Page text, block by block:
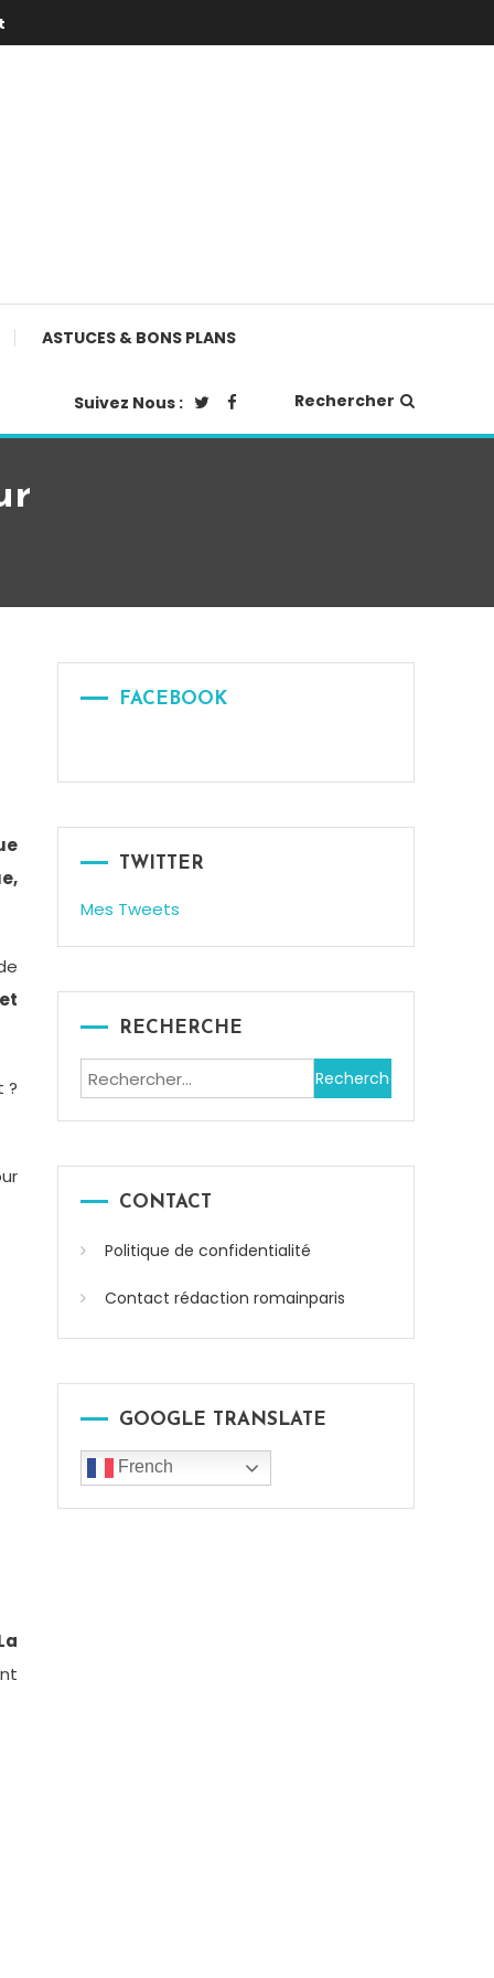
ASTUCES & BONS PLANS
Suivez Nous : Rechercher
?
FACEBOOK
TWITTER
Mes Tweets
RECHERCHE
Rechercher :
CONTACT
Politique de confidentialité
Contact rédaction romainparis
GOOGLE TRANSLATE
French